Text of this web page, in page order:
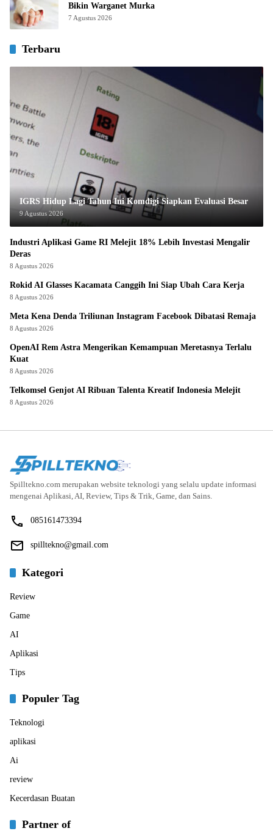
Bikin Warganet Murka
7 Agustus 2026
Terbaru
IGRS Hidup Lagi Tahun Ini Komdigi Siapkan Evaluasi Besar
9 Agustus 2026
Industri Aplikasi Game RI Melejit 18% Lebih Investasi Mengalir
Deras
8 Agustus 2026
Rokid AI Glasses Kacamata Canggih Ini Siap Ubah Cara Kerja
8 Agustus 2026
Meta Kena Denda Triliunan Instagram Facebook Dibatasi Remaja
8 Agustus 2026
OpenAI Rem Astra Mengerikan Kemampuan Meretasnya Terlalu
Kuat
8 Agustus 2026
Telkomsel Genjot AI Ribuan Talenta Kreatif Indonesia Melejit
8 Agustus 2026
Spilltekno.com merupakan website teknologi yang selalu update informasi
mengenai Aplikasi, AI, Review, Tips & Trik, Game, dan Sains.
085161473394
spilltekno@gmail.com
Kategori
Review
Game
AI
Aplikasi
Tips
Populer Tag
Teknologi
aplikasi
Ai
review
Kecerdasan Buatan
Partner of